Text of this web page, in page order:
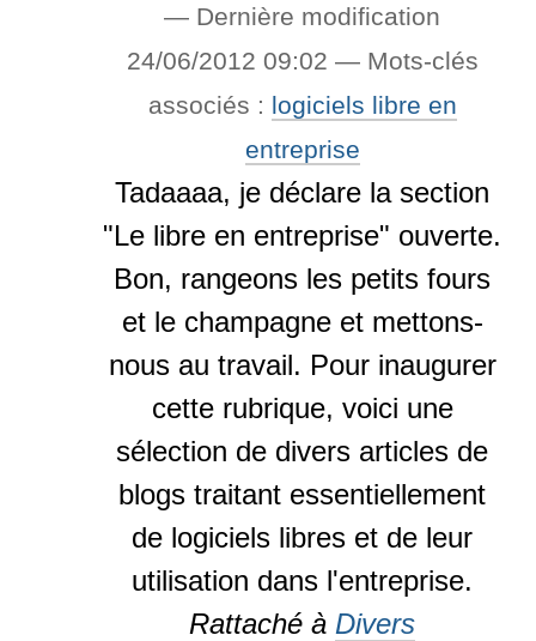
— Dernière modification
24/06/2012 09:02 — Mots-clés
associés : logiciels libre en
entreprise
Tadaaaa, je déclare la section
"Le libre en entreprise" ouverte.
Bon, rangeons les petits fours
et le champagne et mettons-
nous au travail. Pour inaugurer
cette rubrique, voici une
sélection de divers articles de
blogs traitant essentiellement
de logiciels libres et de leur
utilisation dans l'entreprise.
Rattaché à Divers